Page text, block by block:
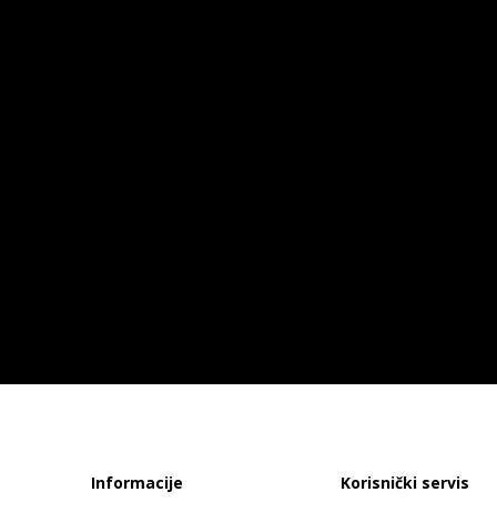
Informacije Korisnički servis